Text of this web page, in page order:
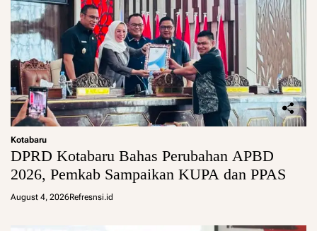
Kotabaru
DPRD Kotabaru Bahas Perubahan APBD
2026, Pemkab Sampaikan KUPA dan PPAS
August 4, 2026Refresnsi.id